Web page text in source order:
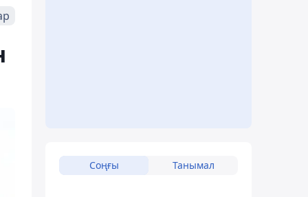
Соңғы Танымал